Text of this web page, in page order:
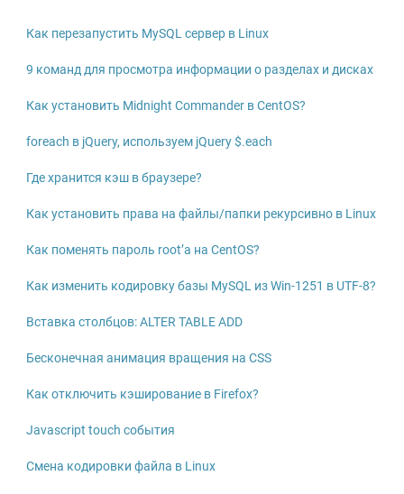
Как перезапустить MySQL сервер в Linux
9 команд для просмотра информации о разделах и дисках
Как установить Midnight Commander в CentOS?
foreach в jQuery, используем jQuery $.each
Где хранится кэш в браузере?
Как установить права на файлы/папки рекурсивно в Linux
Как поменять пароль root’а на CentOS?
Как изменить кодировку базы MySQL из Win-1251 в UTF-8?
Вставка столбцов: ALTER TABLE ADD
Бесконечная анимация вращения на CSS
Как отключить кэширование в Firefox?
Javascript touch события
Смена кодировки файла в Linux